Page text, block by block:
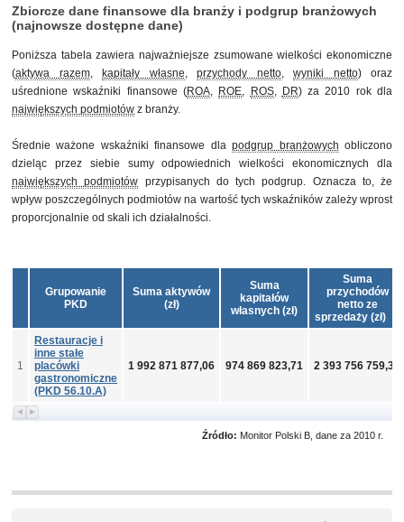
Zbiorcze dane finansowe dla branży i podgrup branżowych
(najnowsze dostępne dane)
Poniższa tabela zawiera najważniejsze zsumowane wielkości ekonomiczne
(aktywa razem, kapitały własne, przychody netto, wyniki netto) oraz
uśrednione wskaźniki finansowe (ROA, ROE, ROS, DR) za 2010 rok dla
największych podmiotów z branży.
Średnie ważone wskaźniki finansowe dlapodgrup branżowych obliczono
dzieląc przez siebie sumy odpowiednich wielkości ekonomicznych dla
największych podmiotów przypisanych do tych podgrup. Oznacza to, że
wpływ poszczególnych podmiotów na wartość tych wskaźników zależy wprost
proporcjonalnie od skali ich działalności.
Grupowanie
PKD
Suma aktywów
(zł)
Suma
kapitałów
własnych (zł)
Suma
przychodów
netto ze
sprzedaży (zł)
1
Restauracje i
inne stałe
placówki
gastronomiczne
(PKD 56.10.A)
1 992 871 877,06 974 869 823,71 2 393 756 759,31
Źródło: Monitor Polski B, dane za 2010 r.